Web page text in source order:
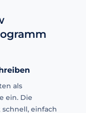
als
ein. Die
einfach